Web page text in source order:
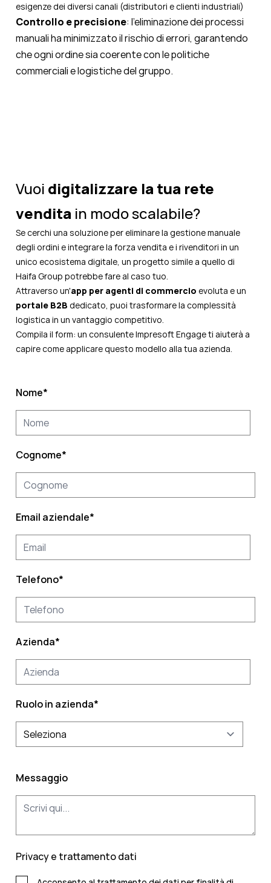
esigenze dei diversi canali (distributori e clienti industriali)
Controllo e precisione: l'eliminazione dei processi
manuali ha minimizzato il rischio di errori, garantendo
che ogni ordine sia coerente con le politiche
commerciali e logistiche del gruppo.
Vuoi digitalizzare la tua rete
vendita in modo scalabile?
Se cerchi una soluzione per eliminare la gestione manuale
degli ordini e integrare la forza vendita e i rivenditori in un
unico ecosistema digitale, un progetto simile a quello di
Haifa Group potrebbe fare al caso tuo.
Attraverso un'app per agenti di commercio evoluta e un
portale B2B dedicato, puoi trasformare la complessità
logistica in un vantaggio competitivo.
Compila il form: un consulente Impresoft Engage ti aiuterà a
capire come applicare questo modello alla tua azienda.
Nome*
Cognome*
Email aziendale*
Telefono*
Azienda*
Ruolo in azienda*
Messaggio
Privacy e trattamento dati